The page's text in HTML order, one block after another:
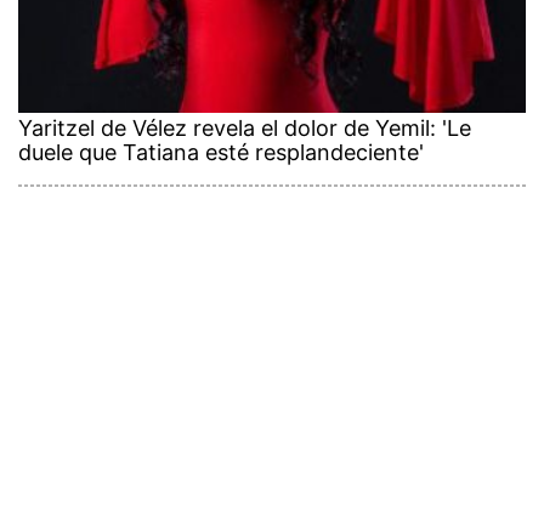
Yaritzel de Vélez revela el dolor de Yemil: 'Le
duele que Tatiana esté resplandeciente'